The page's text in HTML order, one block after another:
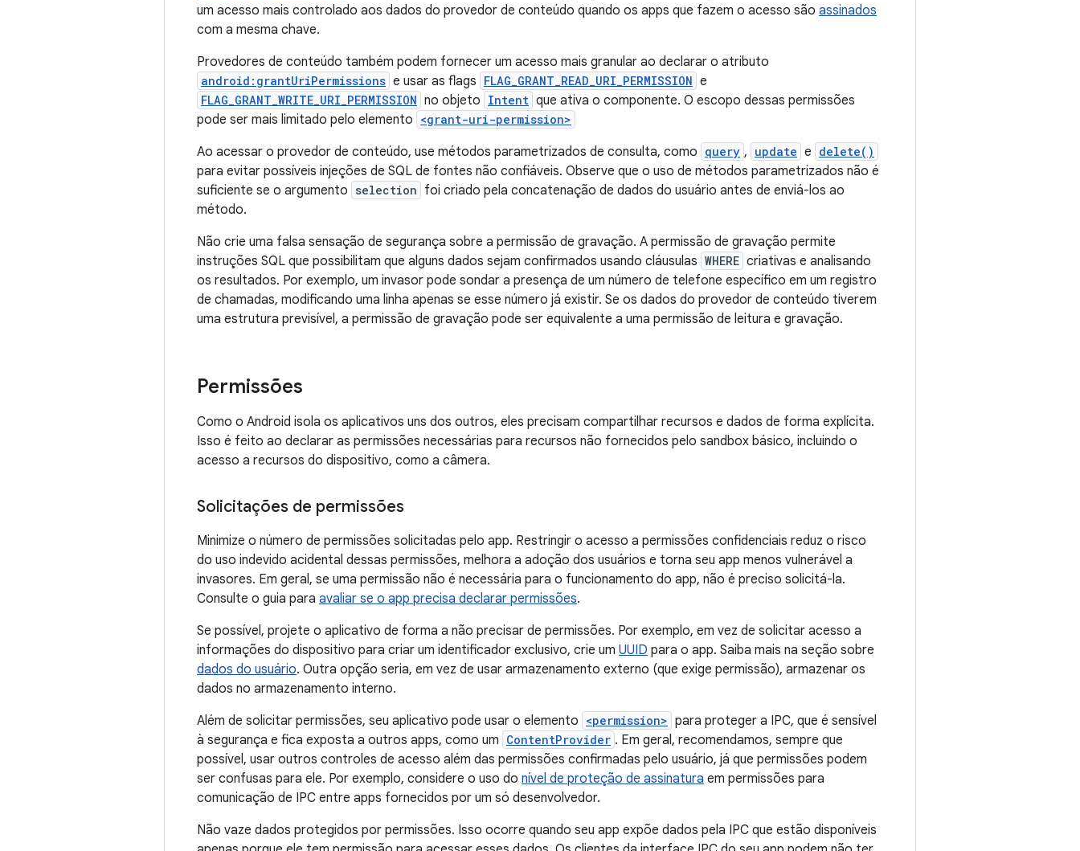
um acesso mais controlado aos dados do provedor de conteúdo quando os apps que fazem o acesso são assinados
com a mesma chave.
Provedores de conteúdo também podem fornecer um acesso mais granular ao declarar o atributo
android:grantUriPermissions e usar as flags FLAG_GRANT_READ_URI_PERMISSION e
FLAG_GRANT_WRITE_URI_PERMISSION no objeto Intent que ativa o componente. O escopo dessas permissões
pode ser mais limitado pelo elemento <grant-uri-permission>
Ao acessar o provedor de conteúdo, use métodos parametrizados de consulta, como query , update e delete()
para evitar possíveis injeções de SQL de fontes não confiáveis. Observe que o uso de métodos parametrizados não é
suficiente se o argumento selection foi criado pela concatenação de dados do usuário antes de enviá-los ao
método.
Não crie uma falsa sensação de segurança sobre a permissão de gravação. A permissão de gravação permite
instruções SQL que possibilitam que alguns dados sejam confirmados usando cláusulas WHERE criativas e analisando
os resultados. Por exemplo, um invasor pode sondar a presença de um número de telefone específico em um registro
de chamadas, modificando uma linha apenas se esse número já existir. Se os dados do provedor de conteúdo tiverem
uma estrutura previsível, a permissão de gravação pode ser equivalente a uma permissão de leitura e gravação.
Permissões
Como o Android isola os aplicativos uns dos outros, eles precisam compartilhar recursos e dados de forma explícita.
Isso é feito ao declarar as permissões necessárias para recursos não fornecidos pelo sandbox básico, incluindo o
acesso a recursos do dispositivo, como a câmera.
Solicitações de permissões
Minimize o número de permissões solicitadas pelo app. Restringir o acesso a permissões confidenciais reduz o risco
do uso indevido acidental dessas permissões, melhora a adoção dos usuários e torna seu app menos vulnerável a
invasores. Em geral, se uma permissão não é necessária para o funcionamento do app, não é preciso solicitá-la.
Consulte o guia para avaliar se o app precisa declarar permissões.
Se possível, projete o aplicativo de forma a não precisar de permissões. Por exemplo, em vez de solicitar acesso a
informações do dispositivo para criar um identificador exclusivo, crie um UUID para o app. Saiba mais na seção sobre
dados do usuário. Outra opção seria, em vez de usar armazenamento externo (que exige permissão), armazenar os
dados no armazenamento interno.
Além de solicitar permissões, seu aplicativo pode usar o elemento <permission> para proteger a IPC, que é sensível
à segurança e fica exposta a outros apps, como um ContentProvider . Em geral, recomendamos, sempre que
possível, usar outros controles de acesso além das permissões confirmadas pelo usuário, já que permissões podem
ser confusas para ele. Por exemplo, considere o uso do nível de proteção de assinatura em permissões para
comunicação de IPC entre apps fornecidos por um só desenvolvedor.
Não vaze dados protegidos por permissões. Isso ocorre quando seu app expõe dados pela IPC que estão disponíveis